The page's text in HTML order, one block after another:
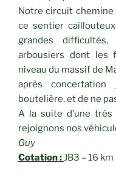
Notre circuit chemine
ce sentier
grandes
arbousiers dont
niveau du massif de
après
boutelière, et de ne
A la suite d’une
rejoignons nos
Guy
Cotation :JB3 – 16